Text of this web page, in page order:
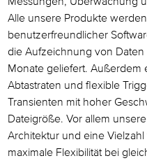
Schienenverkehr
Schwermaschinenbau
Alle unsere Produkte
benutzerfreundlicher
die Aufzeichnung von
Monate geliefert. Außerdem
Abtastraten und flexible
Transienten mit hoher
Dateigröße. Vor allem
Architektur und eine
maximale Flexibilität bei